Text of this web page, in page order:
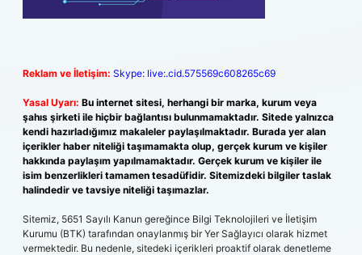
Reklam ve İletişim: Skype: live:.cid.575569c608265c69
Yasal Uyarı: Bu internet sitesi, herhangi bir marka, kurum veya
şahıs şirketi ile hiçbir bağlantısı bulunmamaktadır. Sitede yalnızca
kendi hazırladığımız makaleler paylaşılmaktadır. Burada yer alan
içerikler haber niteliği taşımamakta olup, gerçek kurum ve kişiler
hakkında paylaşım yapılmamaktadır. Gerçek kurum ve kişiler ile
isim benzerlikleri tamamen tesadüfidir. Sitemizdeki bilgiler taslak
halindedir ve tavsiye niteliği taşımazlar.
Sitemiz, 5651 Sayılı Kanun gereğince Bilgi Teknolojileri ve İletişim
Kurumu (BTK) tarafından onaylanmış bir Yer Sağlayıcı olarak hizmet
vermektedir. Bu nedenle, sitedeki içerikleri proaktif olarak denetleme